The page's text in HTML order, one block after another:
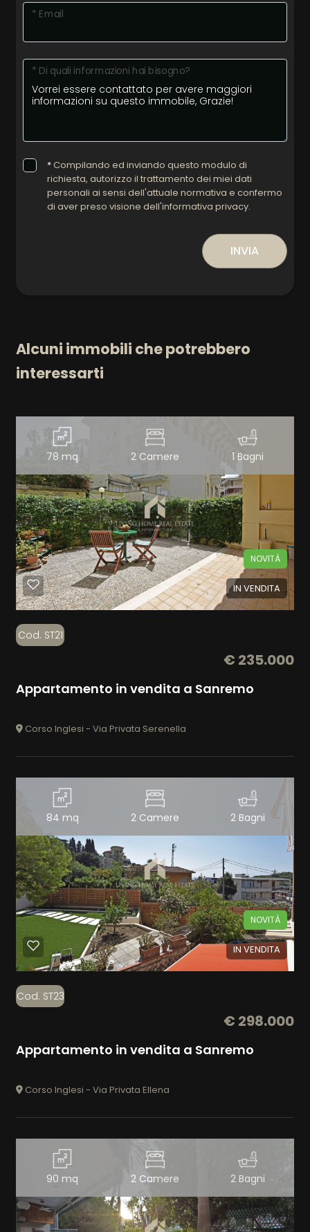
* Email
* Di quali informazioni hai bisogno?
*Compilando ed inviando questo modulo di
richiesta, autorizzo il trattamento dei miei dati
personali ai sensi dell'attuale normativa e confermo
di aver preso visione dell'informativa privacy.
INVIA
Alcuni immobili che potrebbero
interessarti
78 mq 2 Camere 1 Bagni
IN VENDITA
NOVITÀ
Cod. ST21
€ 235.000
Appartamento in vendita a Sanremo
Corso Inglesi - Via Privata Serenella
84 mq 2 Camere 2 Bagni
IN VENDITA
NOVITÀ
Cod. ST23
€ 298.000
Appartamento in vendita a Sanremo
Corso Inglesi - Via Privata Ellena
90 mq 2 Camere 2 Bagni